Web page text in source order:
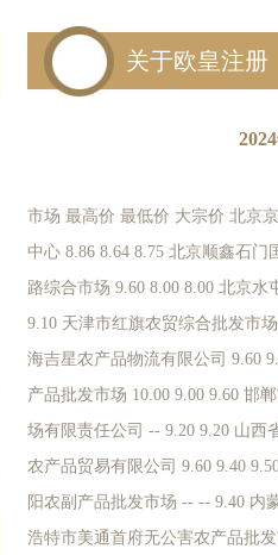
关于欧皇注册
市场 最高价 最低价 大宗价 北京
中心 8.86 8.64 8.75 北京顺鑫石
路综合市场 9.60 8.00 8.00 北京
9.10 天津市红旗农贸综合批发市
海吉星农产品物流有限公司 9.60
产品批发市场 10.00 9.00 9.60 邯
场有限责任公司 -- 9.20 9.20 山西
农产品贸易有限公司 9.60 9.40
阳农副产品批发市场 -- -- 9.40 内
浩特市美通首府无公害农产品批